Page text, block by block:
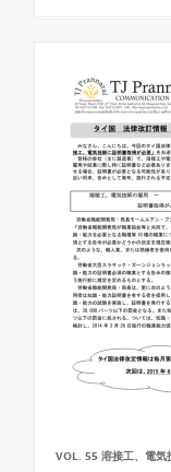
VOL. 55 溶接工、電気